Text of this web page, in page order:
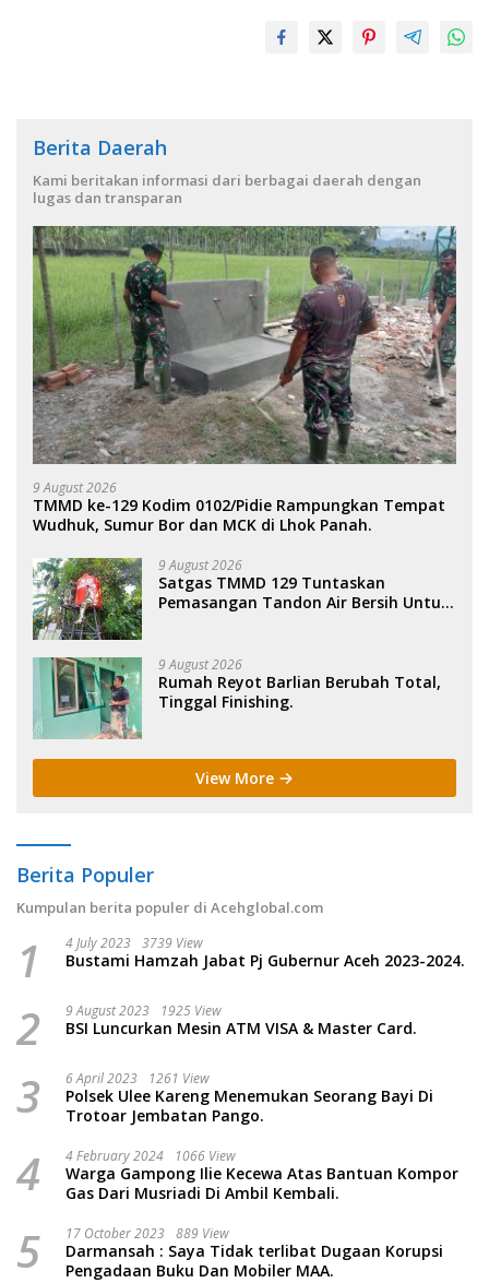
Berita Daerah
Kami beritakan informasi dari berbagai daerah dengan
lugas dan transparan
9 August 2026
TMMD ke-129 Kodim 0102/Pidie Rampungkan Tempat
Wudhuk, Sumur Bor dan MCK di Lhok Panah.
9 August 2026
Satgas TMMD 129 Tuntaskan
Pemasangan Tandon Air Bersih Untuk
9 August 2026
Rumah Reyot Barlian Berubah Total,
Tinggal Finishing.
View More
Berita Populer
Kumpulan berita populer di Acehglobal.com
1 4 July 2023 3739 View
Bustami Hamzah Jabat Pj Gubernur Aceh 2023-2024.
2 9 August 2023 1925 View
BSI Luncurkan Mesin ATM VISA & Master Card.
3 6 April 2023 1261 View
Polsek Ulee Kareng Menemukan Seorang Bayi Di
Trotoar Jembatan Pango.
4 4 February 2024 1066 View
Warga Gampong Ilie Kecewa Atas Bantuan Kompor
Gas Dari Musriadi Di Ambil Kembali.
5 17 October 2023 889 View
Darmansah : Saya Tidak terlibat Dugaan Korupsi
Pengadaan Buku Dan Mobiler MAA.